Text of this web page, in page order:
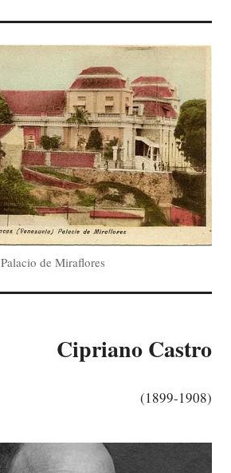
Palacio de Miraflores
Cipriano Castro
(1899-1908)